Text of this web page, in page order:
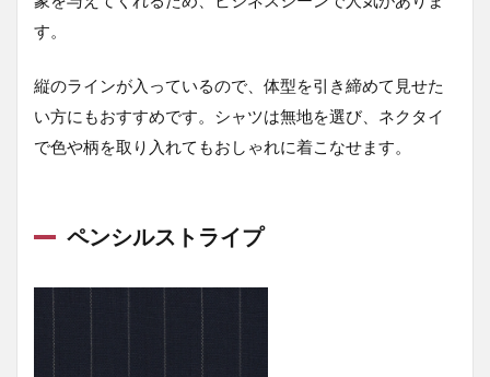
質
問
30代
のス
ーツ
はど
おす
6.2
す。
縦のラインが入っているので、体型を引き締めて見せた
い方にもおすすめです。シャツは無地を選び、ネクタイ
で色や柄を取り入れてもおしゃれに着こなせます。
ペンシルストライプ